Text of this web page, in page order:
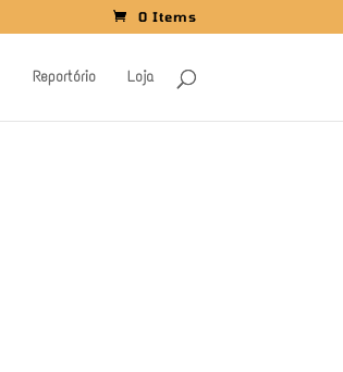
0 Items
Reportório Loja